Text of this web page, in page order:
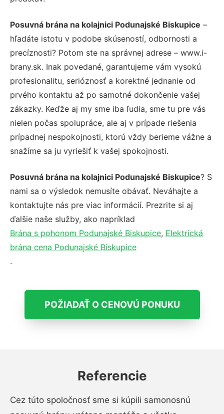
Posuvná brána na kolajnici Podunajské Biskupice –
hľadáte istotu v podobe skúseností, odbornosti a
precíznosti? Potom ste na správnej adrese – www.i-
brany.sk. Inak povedané, garantujeme vám vysokú
profesionalitu, serióznosť a korektné jednanie od
prvého kontaktu až po samotné dokončenie vašej
zákazky. Keďže aj my sme iba ľudia, sme tu pre vás
nielen počas spolupráce, ale aj v prípade riešenia
prípadnej nespokojnosti, ktorú vždy berieme vážne a
snažíme sa ju vyriešiť k vašej spokojnosti.
Posuvná brána na kolajnici Podunajské Biskupice? S
nami sa o výsledok nemusíte obávať. Neváhajte a
kontaktujte nás pre viac informácií. Prezrite si aj
ďalšie naše služby, ako napríklad
Brána s pohonom Podunajské Biskupice, Elektrická
brána cena Podunajské Biskupice
.
POŽIADAŤ O CENOVÚ PONUKU
Referencie
Cez túto spoločnosť sme si kúpili samonosnú